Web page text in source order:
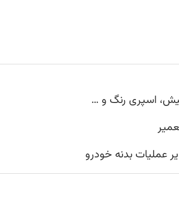
اسپری رنگ و …
عملیات بدنه خودرو